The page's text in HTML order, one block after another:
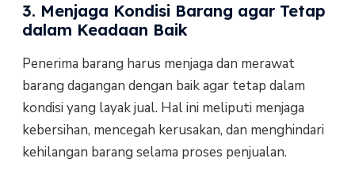
3. Menjaga Kondisi Barang agar Tetap
dalam Keadaan Baik
Penerima barang harus menjaga dan merawat
barang dagangan dengan baik agar tetap dalam
kondisi yang layak jual. Hal ini meliputi menjaga
kebersihan, mencegah kerusakan, dan menghindari
kehilangan barang selama proses penjualan.